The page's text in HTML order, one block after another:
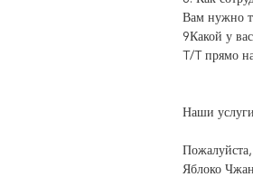
Вам нужно
9Какой у
T/T прямо
Наши услуги
Яблоко Чжан